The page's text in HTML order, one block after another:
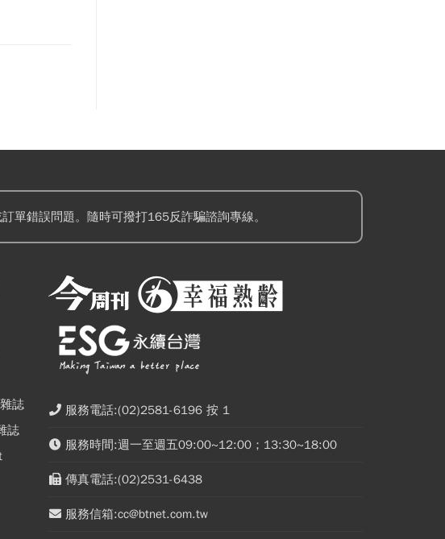
單錯誤問題。隨時可撥打165反詐騙諮詢專線。
誌
誌
服務電話:(02)2581-6196 按 1
服務時間:週一至週五09:00~12:00；13:30~18:00
傳真電話:(02)2531-6438
服務信箱:cc@btnet.com.tw